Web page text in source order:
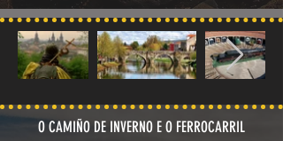
O CAMIÑO DE INVERNO E O FERROCARRIL